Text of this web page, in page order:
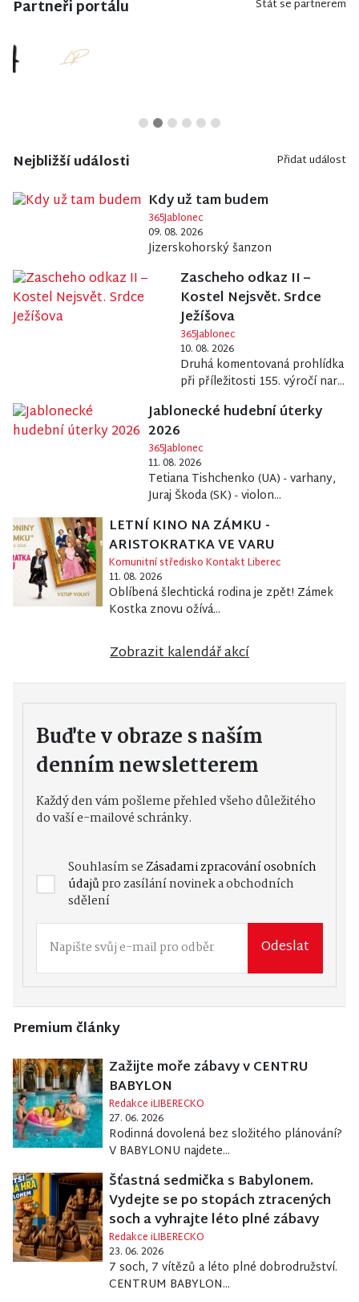
Partneři portálu Stát se partnerem
Nejbližší události Přidat událost
Kdy už tam budem
365Jablonec
09. 08. 2026
Jizerskohorský šanzon
Zascheho odkaz II –
Kostel Nejsvět. Srdce
Ježíšova
365Jablonec
10. 08. 2026
Druhá komentovaná prohlídka
při příležitosti 155. výročí nar...
Jablonecké hudební úterky
2026
365Jablonec
11. 08. 2026
Tetiana Tishchenko (UA) - varhany,
Juraj Škoda (SK) - violon...
LETNÍ KINO NA ZÁMKU -
ARISTOKRATKA VE VARU
Komunitní středisko Kontakt Liberec
11. 08. 2026
Oblíbená šlechtická rodina je zpět! Zámek
Kostka znovu ožívá...
Zobrazit kalendář akcí
Buďte v obraze s naším
denním newsletterem
Každý den vám pošleme přehled všeho důležitého
do vaší e-mailové schránky.
Souhlasím seZásadami zpracování osobních
údajůpro zasílání novinek a obchodních
sdělení
Odeslat
Premium články
Zažijte moře zábavy v CENTRU
BABYLON
Redakce iLIBERECKO
27. 06. 2026
Rodinná dovolená bez složitého plánování?
V BABYLONU najdete...
Šťastná sedmička s Babylonem.
Vydejte se po stopách ztracených
soch a vyhrajte léto plné zábavy
Redakce iLIBERECKO
23. 06. 2026
7 soch, 7 vítězů a léto plné dobrodružství.
CENTRUM BABYLON...